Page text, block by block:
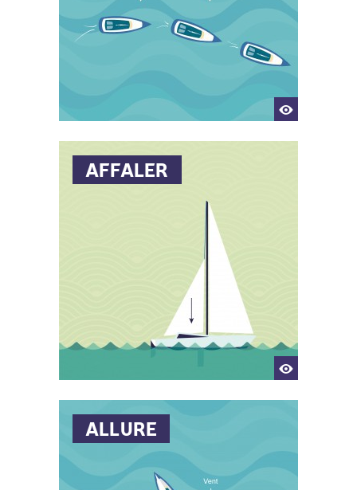
Manœuvrer le voilier de manière
à éloigner son nez de l'axe du
Action de descendre une voile. On
dit aussi "amener" une voile
AFFALER
ALLURE